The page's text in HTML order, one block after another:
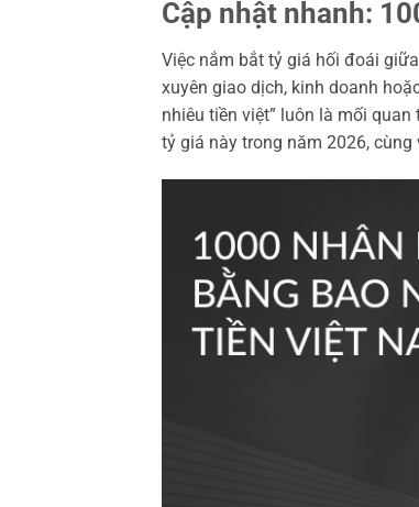
Cập nhật nhanh:
Việc nắm bắt tỷ giá hối đoái
xuyên giao dịch, kinh doanh
nhiêu tiền việt” luôn là mối
tỷ giá này trong năm 2026,